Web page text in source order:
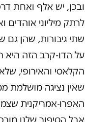
ובכן, יש אלף ואחת
לרתק מיליוני
שתי גיבורות, שהן גם
על הדו-קרב הזה היא
הקלאסי והאירופי,
שאין נציגה מושלמת
האפרו-אמריקנית